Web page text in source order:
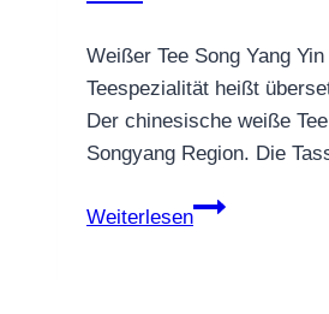
Weißer Tee Song Yang
Teespezialität heißt
Der chinesische weiße
Songyang Region. Die
Weiterlesen
Weißer